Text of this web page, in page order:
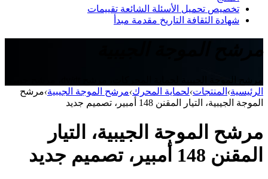
تخصيص تحميل الأسئلة الشائعة تقييمات
شهادة الثقافة التاريخ مقدمة مبدأ
الرئيسية› المنتجات›لحماية المحرك›مرشح الموجة الجيبية›مرشح
الموجة الجيبية، التيار المقنن 148 أمبير، تصميم جديد
مرشح الموجة الجيبية، التيار
المقنن 148 أمبير، تصميم جديد